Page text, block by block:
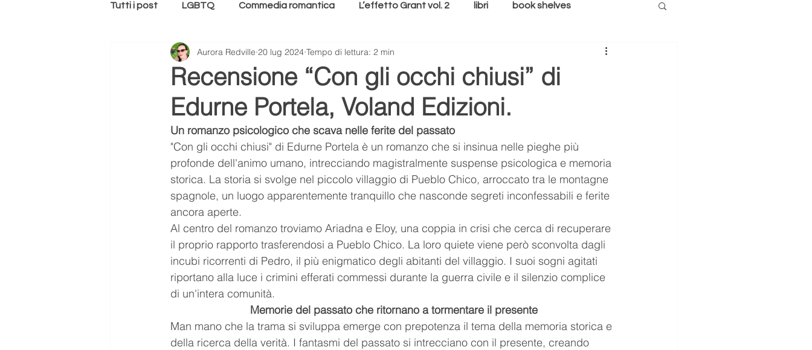
Tutti i post LGBTQ Commedia romantica L’effetto Grant vol. 2 libri book shelves
storie americane memoire lunedì copertina cultura
Aurora ASMR Youtube Youtuber relax suoni della natura
tendenze Scuola meditazione respiro namaste l'arte del relax Puppies
Letteratura Libro scandalo Romance Romanzo
Recensione “Con gli occhi chiusi” di
Edurne Portela, Voland Edizioni.
Aurora Redville 20 lug 2024 Tempo di lettura: 2 min
Un romanzo psicologico che scava nelle ferite del passato
"Con gli occhi chiusi" di Edurne Portela è un romanzo che si insinua nelle pieghe più
profonde dell'animo umano, intrecciando magistralmente suspense psicologica e memoria
storica. La storia si svolge nel piccolo villaggio di Pueblo Chico, arroccato tra le montagne
spagnole, un luogo apparentemente tranquillo che nasconde segreti inconfessabili e ferite
ancora aperte.
Al centro del romanzo troviamo Ariadna e Eloy, una coppia in crisi che cerca di recuperare
il proprio rapporto trasferendosi a Pueblo Chico. La loro quiete viene però sconvolta dagli
incubi ricorrenti di Pedro, il più enigmatico degli abitanti del villaggio. I suoi sogni agitati
riportano alla luce i crimini efferati commessi durante la guerra civile e il silenzio complice
di un'intera comunità.
Memorie del passato che ritornano a tormentare il presente
Man mano che la trama si sviluppa emerge con prepotenza il tema della memoria storica e
della ricerca della verità. I fantasmi del passato si intrecciano con il presente, creando